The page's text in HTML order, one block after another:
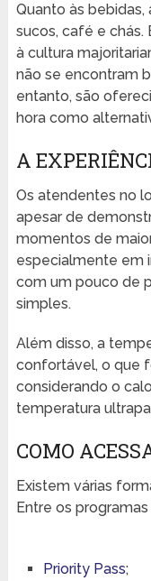
Quanto às
sucos, café e chás.
à cultura
não se encontram
entanto, são
hora como
A
Os atendentes no
apesar de
momentos de
especialmente em
com um pouco de
simples.
Além disso, a
confortável, o que
considerando o
temperatura
COMO
Existem várias
Entre os
Priority Pass;